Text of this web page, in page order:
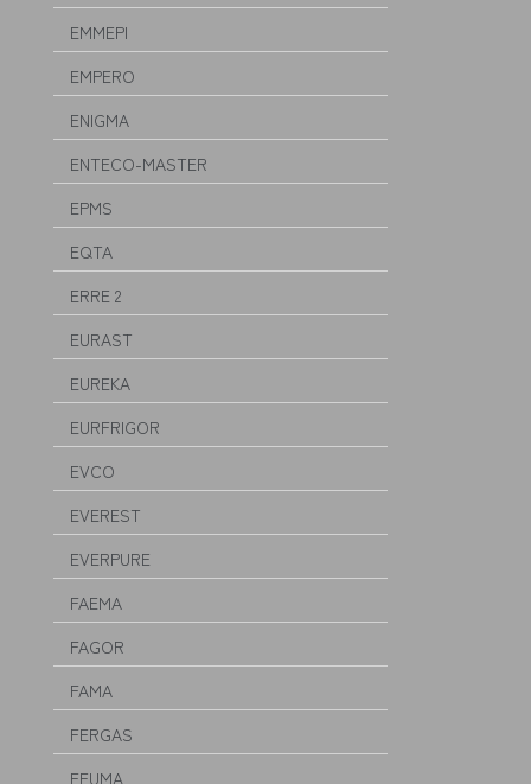
EMMEPI
EMPERO
ENIGMA
ENTECO-MASTER
EPMS
EQTA
ERRE 2
EURAST
EUREKA
EURFRIGOR
EVCO
EVEREST
EVERPURE
FAEMA
FAGOR
FAMA
FERGAS
FEUMA